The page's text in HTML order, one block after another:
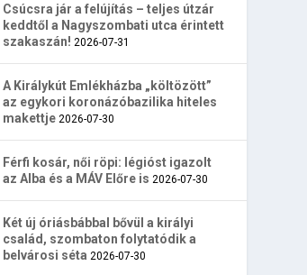
Csúcsra jár a felújítás – teljes útzár
keddtől a Nagyszombati utca érintett
szakaszán! 2026-07-31
A Királykút Emlékházba „költözött”
az egykori koronázóbazilika hiteles
makettje 2026-07-30
Férfi kosár, női röpi: légióst igazolt
az Alba és a MÁV Előre is 2026-07-30
Két új óriásbábbal bővül a királyi
család, szombaton folytatódik a
belvárosi séta 2026-07-30